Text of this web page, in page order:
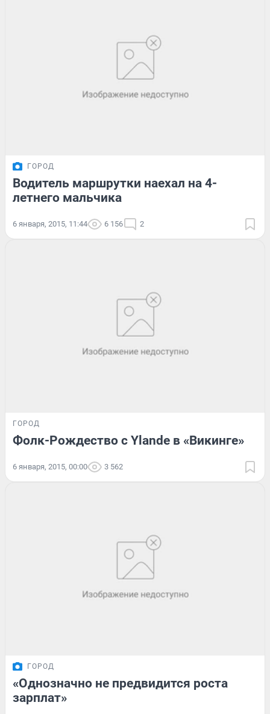
ГОРОД
Водитель маршрутки наехал на 4-
летнего мальчика
6 января, 2015, 11:44 6 156 2
ГОРОД
Фолк-Рождество с Ylande в «Викинге»
6 января, 2015, 00:00 3 562
ГОРОД
«Однозначно не предвидится роста
зарплат»